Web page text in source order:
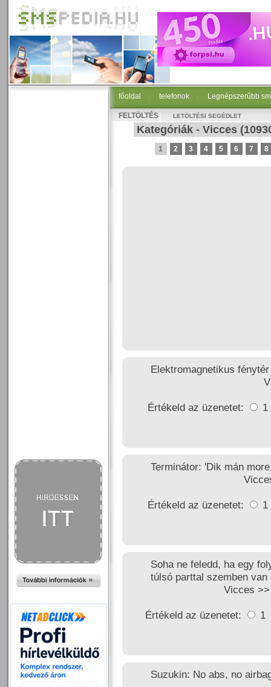
főoldal telefonok Legnépszerűbb
FELTÖLTÉS LETÖLTÉSI SEGÉDLET
Kategóriák - Vicces
1 2 3 4 5 6 7 8
Elektromagnetikus
Értékeld az üzenetet: 1
Terminátor: 'Dik mán
Értékeld az üzenetet: 1
Soha ne feledd, ha egy
túlsó parttal szemben van
Vicces
Értékeld az üzenetet: 1
Suzukin: No abs, no